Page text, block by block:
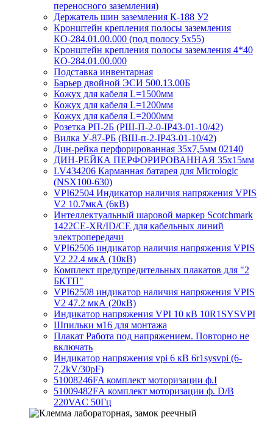
переносного заземления)
Держатель шин заземления К-188 У2
Кронштейн крепления полосы заземления
КО-284.01.00.000 (под полосу 5х55)
Кронштейн крепления полосы заземления 4*40
КО-284.01.00.000
Подставка инвентарная
Барьер двойной ЭСИ 500.13.00Б
Кожух для кабеля L=1500мм
Кожух для кабеля L=1200мм
Кожух для кабеля L=2000мм
Розетка РП-2Б (РШ-П-2-0-IР43-01-10/42)
Вилка У-87-РБ (ВШ-п-2-IP43-01-10/42)
Дин-рейка перфорированная 35х7,5мм 02140
ДИН-РЕЙКА ПЕРФОРИРОВАННАЯ 35х15мм
LV434206 Карманная батарея для Micrologic
(NSX100-630)
VPI62504 Индикатор наличия напряжения VPIS
V2 10.7мкА (6кВ)
Интеллектуальный шаровой маркер Scotchmark
1422CE-XR/ID/CE для кабельных линий
электропередачи
VPI62506 индикатор наличия напряжения VPIS
V2 22.4 мкА (10кВ)
Комплект предупредительных плакатов для "2
БКТП"
VPI62508 индикатор наличия напряжения VPIS
V2 47.2 мкА (20кВ)
Индикатор напряжения VPI 10 кВ 10R1SYSVPI
Шпильки м16 для монтажа
Плакат Работа под напряжением. Повторно не
включать
Индикатор напряжения vpi 6 кВ 6r1sysvpi (6-
7,2kV/30pF)
51008246FA комплект моторизации ф.I
51009482FА комплект моторизации ф. D/B
220VAC 50Гц